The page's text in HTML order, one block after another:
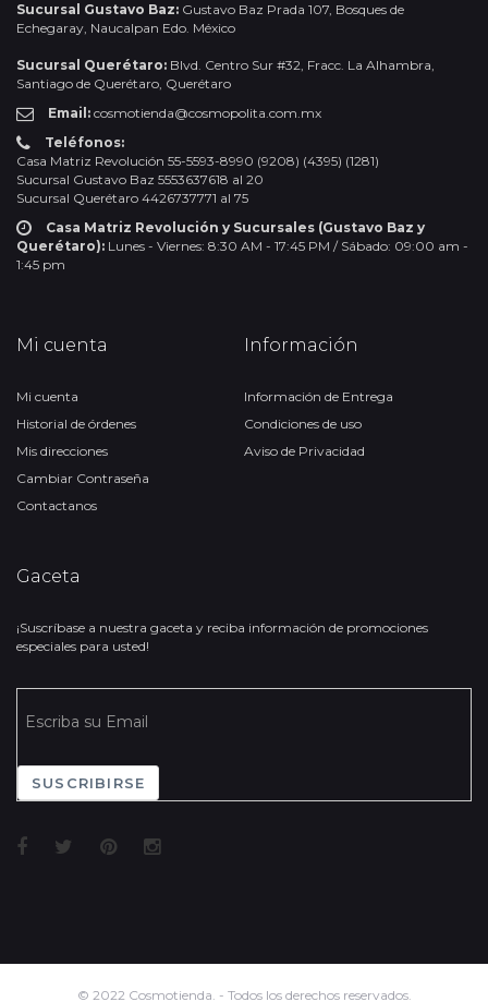
Sucursal Gustavo Baz: Gustavo Baz Prada 107, Bosques de
Echegaray, Naucalpan Edo. México
Sucursal Querétaro: Blvd. Centro Sur #32, Fracc. La Alhambra,
Santiago de Querétaro, Querétaro
Email: cosmotienda@cosmopolita.com.mx
Teléfonos:
Casa Matriz Revolución 55-5593-8990 (9208) (4395) (1281)
Sucursal Gustavo Baz 5553637618 al 20
Sucursal Querétaro 4426737771 al 75
Casa Matriz Revolución y Sucursales (Gustavo Baz y
Querétaro): Lunes - Viernes: 8:30 AM - 17:45 PM / Sábado: 09:00 am -
1:45 pm
Mi cuenta
Mi cuenta
Historial de órdenes
Mis direcciones
Cambiar Contraseña
Contactanos
Información
Información de Entrega
Condiciones de uso
Aviso de Privacidad
Gaceta
¡Suscríbase a nuestra gaceta y reciba información de promociones
especiales para usted!
SUSCRIBIRSE
© 2022 Cosmotienda. - Todos los derechos reservados.